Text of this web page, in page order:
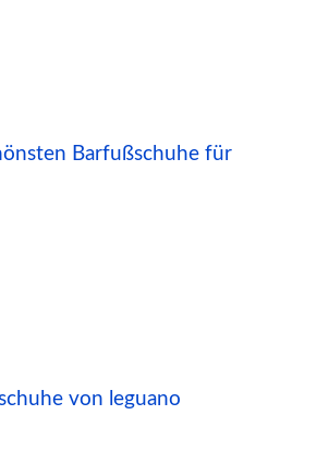
Barfußschuhe für
von leguano